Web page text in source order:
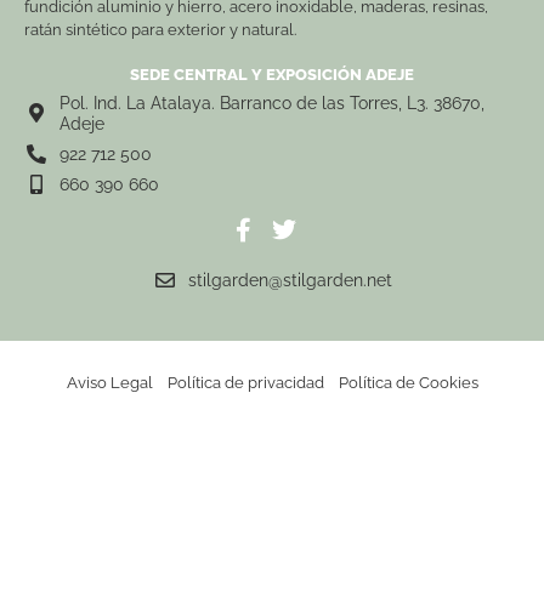
fundición aluminio y hierro, acero inoxidable, maderas, resinas,
ratán sintético para exterior y natural.
SEDE CENTRAL Y EXPOSICIÓN ADEJE
Pol. Ind. La Atalaya. Barranco de las Torres, L3. 38670,
Adeje
922 712 500
660 390 660
stilgarden@stilgarden.net
Aviso Legal Política de privacidad Política de Cookies